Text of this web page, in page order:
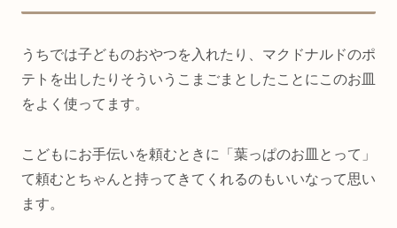
うちでは子どものおやつを入れたり、マクドナルドのポ
テトを出したりそういうこまごまとしたことにこのお皿
をよく使ってます。
こどもにお手伝いを頼むときに「葉っぱのお皿とって」
て頼むとちゃんと持ってきてくれるのもいいなって思い
ます。